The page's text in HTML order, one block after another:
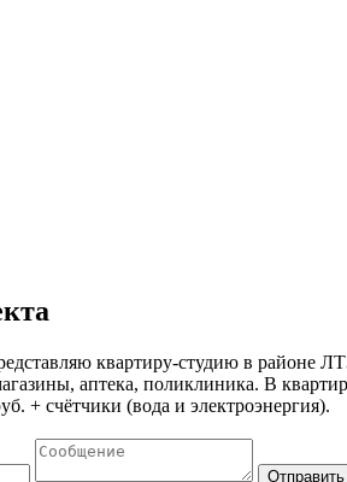
квартиру-студию в районе
аптека, поликлиника. В
+ счётчики (вода и электроэнергия).